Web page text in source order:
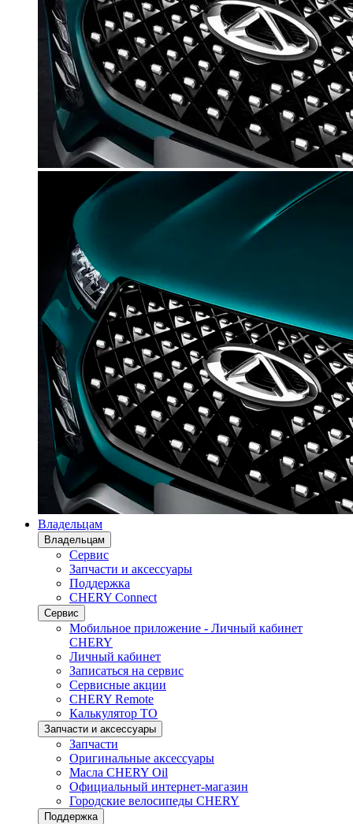
Владельцам
Владельцам
Сервис
Запчасти и аксессуары
Поддержка
CHERY Connect
Сервис
Мобильное приложение - Личный кабинет
CHERY
Личный кабинет
Записаться на сервис
Сервисные акции
CHERY Remote
Калькулятор ТО
Запчасти и аксессуары
Запчасти
Оригинальные аксессуары
Масла CHERY Oil
Официальный интернет-магазин
Городские велосипеды CHERY
Поддержка